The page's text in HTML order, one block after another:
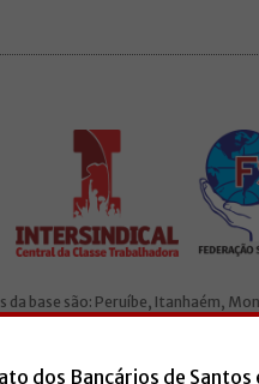
da base são: Peruíbe, Itanhaém,
filiado à Intersindical e a
dos Bancários de